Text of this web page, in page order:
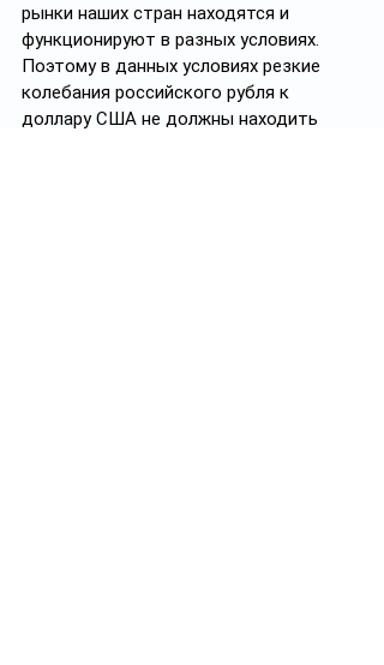
рынки наших стран находятся и
функционируют в разных условиях.
Поэтому в данных условиях резкие
колебания российского рубля к
доллару США не должны находить